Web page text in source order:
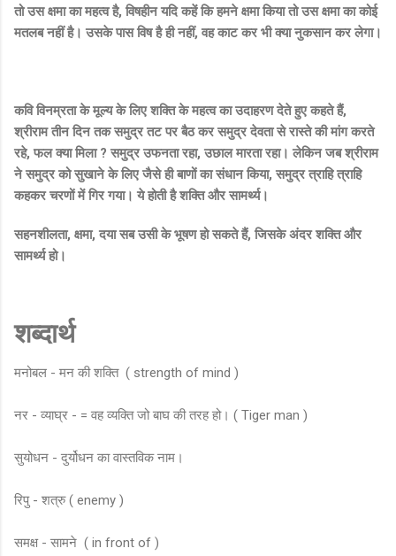
तो उस क्षमा का महत्व है, विषहीन यदि कहें कि हमने क्षमा किया तो उस क्षमा का कोई
मतलब नहीं है। उसके पास विष है ही नहीं, वह काट कर भी क्या नुकसान कर लेगा।
कवि विनम्रता के मूल्य के लिए शक्ति के महत्व का उदाहरण देते हुए कहते हैं,
श्रीराम तीन दिन तक समुद्र तट पर बैठ कर समुद्र देवता से रास्ते की मांग करते
रहे, फल क्या मिला ? समुद्र उफनता रहा, उछाल मारता रहा। लेकिन जब श्रीराम
ने समुद्र को सुखाने के लिए जैसे ही बाणों का संधान किया, समुद्र त्राहि त्राहि
कहकर चरणों में गिर गया। ये होती है शक्ति और सामर्थ्य।
सहनशीलता, क्षमा, दया सब उसी के भूषण हो सकते हैं, जिसके अंदर शक्ति और
सामर्थ्य हो।
शब्दार्थ
मनोबल - मन की शक्ति ( strength of mind )
नर - व्याघ्र - = वह व्यक्ति जो बाघ की तरह हो। ( Tiger man )
सुयोधन - दुर्योधन का वास्तविक नाम।
रिपु - शत्रु ( enemy )
समक्ष - सामने ( in front of )